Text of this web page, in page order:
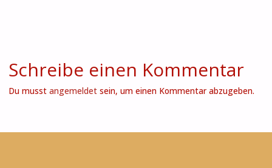
Schreibe einen Kommentar
Du musst angemeldetsein, um einen Kommentar abzugeben.